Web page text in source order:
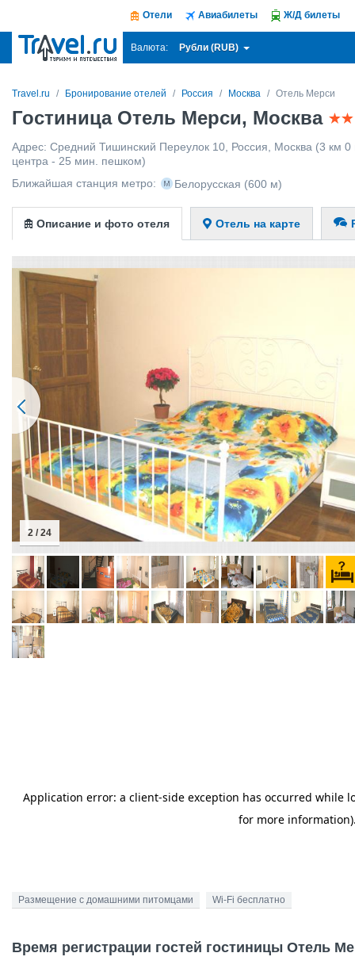
Отели Авиабилеты Ж/Д билеты
Валюта: Рубли (RUB)
Travel.ru Бронирование отелей Россия Москва Отель Мерси
Гостиница Отель Мерси, Москва
Адрес: Средний Тишинский Переулок 10 Россия Москва (3 км 0
центра - 25 мин. пешком)
Ближайшая станция метро:
Белорусская (600 м)
Описание и фото отеля Отель на карте
2 / 24
Размещение с домашними питомцами Wi-Fi бесплатно
Время регистрации гостей гостиницы Отель